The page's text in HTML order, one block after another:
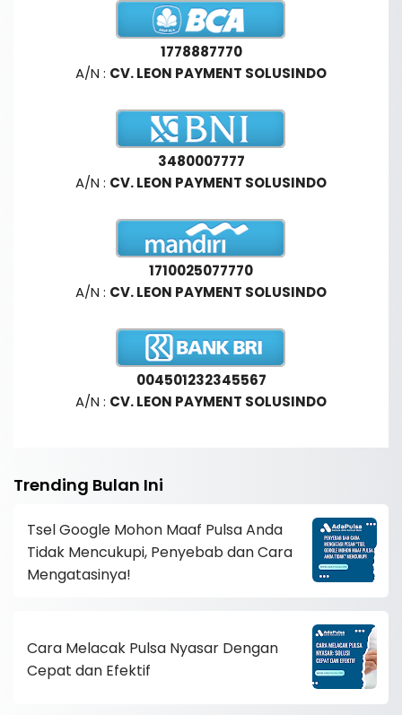
1778887770
A/N : CV. LEON PAYMENT SOLUSINDO
3480007777
A/N : CV. LEON PAYMENT SOLUSINDO
1710025077770
A/N : CV. LEON PAYMENT SOLUSINDO
004501232345567
A/N : CV. LEON PAYMENT SOLUSINDO
Trending Bulan Ini
Tsel Google Mohon Maaf Pulsa Anda
Tidak Mencukupi, Penyebab dan Cara
Mengatasinya!
Cara Melacak Pulsa Nyasar Dengan
Cepat dan Efektif